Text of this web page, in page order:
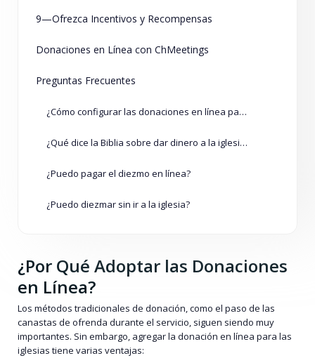
9—Ofrezca Incentivos y Recompensas
Donaciones en Línea con ChMeetings
Preguntas Frecuentes
¿Cómo configurar las donaciones en línea para su iglesia?
¿Qué dice la Biblia sobre dar dinero a la iglesia?
¿Puedo pagar el diezmo en línea?
¿Puedo diezmar sin ir a la iglesia?
¿Por Qué Adoptar las Donaciones
en Línea?
Los métodos tradicionales de donación, como el paso de las
canastas de ofrenda durante el servicio, siguen siendo muy
importantes. Sin embargo, agregar la donación en línea para las
iglesias tiene varias ventajas: